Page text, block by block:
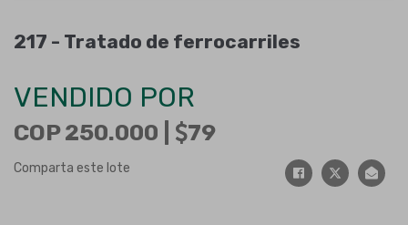
217 - Tratado de ferrocarriles
VENDIDO POR
COP 250.000 | 79
Comparta este lote